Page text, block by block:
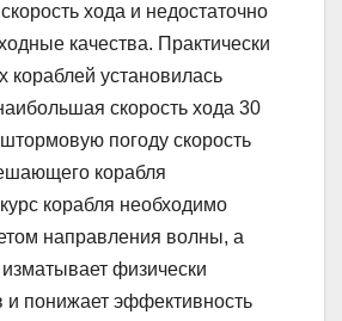
хода и недостаточно
качества. Практически
кораблей установилась
скорость хода 30
погоду скорость
корабля
корабля необходимо
направления волны, а
физически
и понижает эффективность